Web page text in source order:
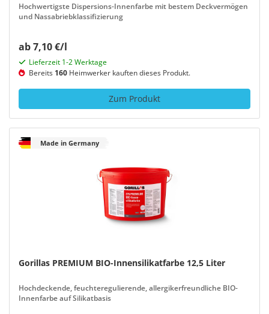
Hochwertigste Dispersions-Innenfarbe mit bestem Deckvermögen
und Nassabriebklassifizierung
ab 7,10 €/l
Lieferzeit 1-2 Werktage
Bereits 160 Heimwerker kauften dieses Produkt.
Zum Produkt
Made in Germany
Gorillas PREMIUM BIO-Innensilikatfarbe 12,5 Liter
Hochdeckende, feuchteregulierende, allergikerfreundliche BIO-
Innenfarbe auf Silikatbasis